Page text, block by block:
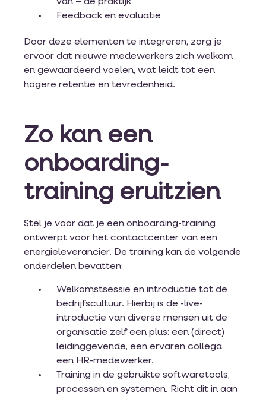
van – de praktijk
Feedback en evaluatie
Door deze elementen te integreren, zorg je
ervoor dat nieuwe medewerkers zich welkom
en gewaardeerd voelen, wat leidt tot een
hogere retentie en tevredenheid.
Zo kan een
onboarding-
training eruitzien
Stel je voor dat je een onboarding-training
ontwerpt voor het contactcenter van een
energieleverancier. De training kan de volgende
onderdelen bevatten:
Welkomstsessie en introductie tot de
bedrijfscultuur. Hierbij is de -live-
introductie van diverse mensen uit de
organisatie zelf een plus: een (direct)
leidinggevende, een ervaren collega,
een HR-medewerker.
Training in de gebruikte softwaretools,
processen en systemen. Richt dit in aan